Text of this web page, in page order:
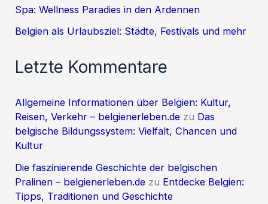
Spa: Wellness Paradies in den Ardennen
Belgien als Urlaubsziel: Städte, Festivals und mehr
Letzte Kommentare
Allgemeine Informationen über Belgien: Kultur,
Reisen, Verkehr – belgienerleben.de zu Das
belgische Bildungssystem: Vielfalt, Chancen und
Kultur
Die faszinierende Geschichte der belgischen
Pralinen – belgienerleben.de zu Entdecke Belgien:
Tipps, Traditionen und Geschichte